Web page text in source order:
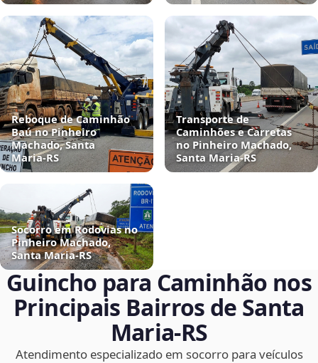
Reboque de Caminhão
Baú no Pinheiro
Machado, Santa
Maria‑RS
Transporte de
Caminhões e Carretas
no Pinheiro Machado,
Santa Maria‑RS
Socorro em Rodovias no
Pinheiro Machado,
Santa Maria‑RS
Guincho para Caminhão nos
Principais Bairros de Santa
Maria‑RS
Atendimento especializado em socorro para veículos